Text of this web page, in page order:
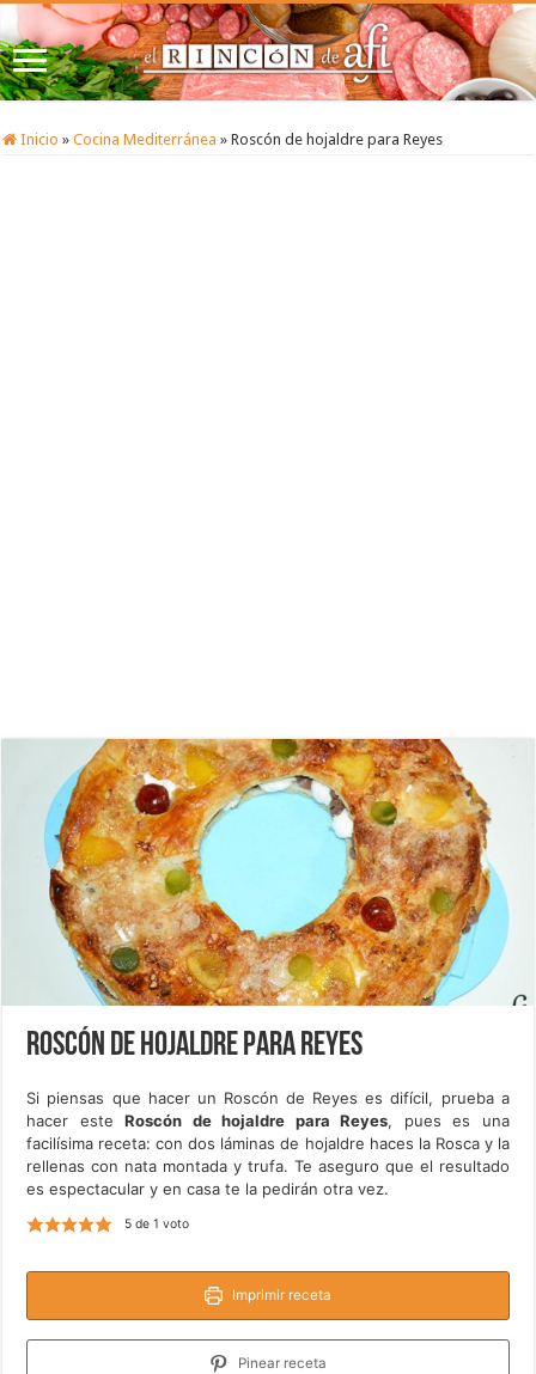
Inicio » Cocina Mediterránea » Roscón de hojaldre para Reyes
Roscón de hojaldre para Reyes
Si piensas que hacer un Roscón de Reyes es difícil, prueba a
hacer esteRoscón de hojaldre para Reyes, pues es una
facilísima receta: con dos láminas de hojaldre haces la Rosca y la
rellenas con nata montada y trufa. Te aseguro que el resultado
es espectacular y en casa te la pedirán otra vez.
5de 1 voto
Imprimir receta
Pinear receta